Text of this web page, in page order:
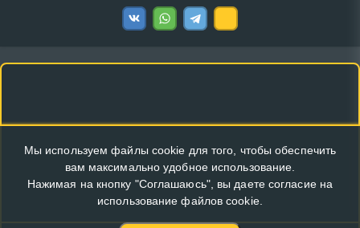
Мы используем файлы cookie для того, чтобы обеспечить
вам максимально удобное использование.
Нажимая на кнопку "Соглашаюсь", вы даете согласие на
использование файлов cookie.